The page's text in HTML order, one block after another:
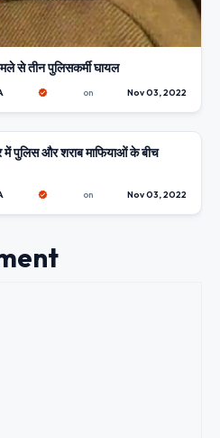
से तीन पुलिसकर्मी घायल
on Nov 03, 2022
में पुलिस और शराब माफियाओं के बीच
on Nov 03, 2022